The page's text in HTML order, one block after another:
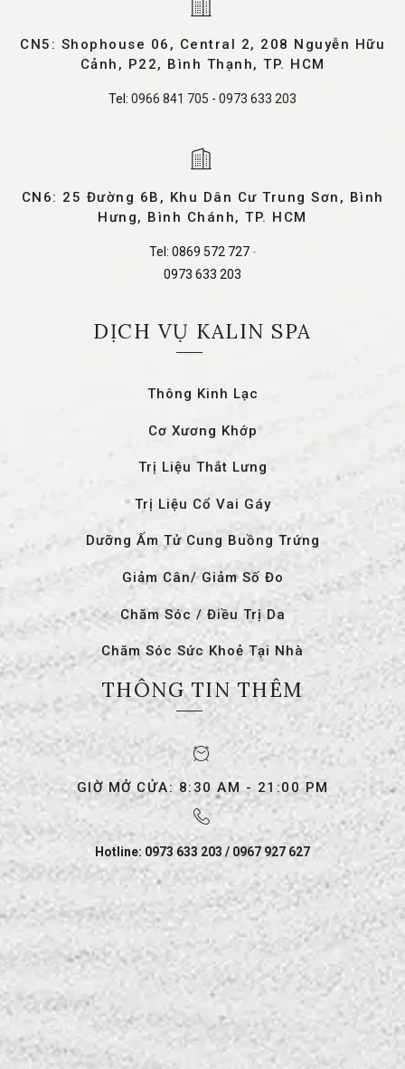
CN5: Shophouse 06, Central 2, 208 Nguyễn Hữu
Cảnh, P22, Bình Thạnh, TP. HCM
Tel: 0966 841 705 - 0973 633 203
CN6: 25 Đường 6B, Khu Dân Cư Trung Sơn, Bình
Hưng, Bình Chánh, TP. HCM
Tel: 0869 572 727 -
0973 633 203
DỊCH VỤ KALIN SPA
Thông Kinh Lạc
Cơ Xương Khớp
Trị Liệu Thắt Lưng
Trị Liệu Cổ Vai Gáy
Dưỡng Ấm Tử Cung Buồng Trứng
Giảm Cân/ Giảm Số Đo
Chăm Sóc / Điều Trị Da
Chăm Sóc Sức Khoẻ Tại Nhà
THÔNG TIN THÊM
GIỜ MỞ CỬA: 8:30 AM - 21:00 PM
Hotline: 0973 633 203 / 0967 927 627